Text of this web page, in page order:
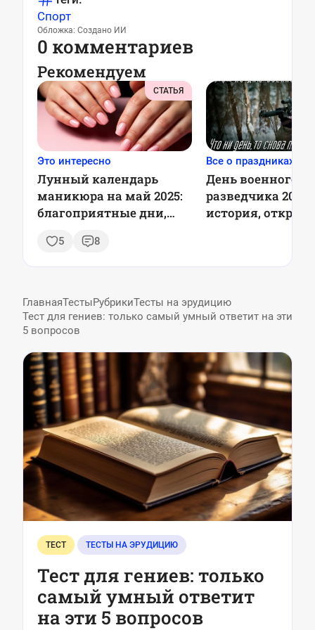
Спорт
Обложка: Создано ИИ
0 комментариев
Рекомендуем
СТАТЬЯ
Это интересно
Лунный календарь
маникюра на май 2025:
благоприятные дни,
тренды
5 8
Все о праздниках
День военного
разведчика 2025:
история,
ГлавнаяТестыРубрикиТесты на эрудицию
Тест для гениев: только самый умный ответит на эти
5 вопросов
ТЕСТ ТЕСТЫ НА ЭРУДИЦИЮ
Тест для гениев: только
самый умный ответит
на эти 5 вопросов